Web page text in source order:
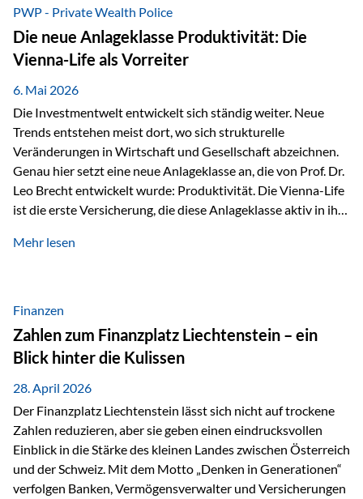
Mäder gesammelt werden konnten. Die anspruchsvolle
Strecke mit rund 4,8 Kilometern und 680 Höhenmetern
stellte die Teilnehmerinnen und Teilnehmer vor eine
sportliche Herausforderung. Doch…
PWP - Private Wealth Police
Die neue Anlageklasse Produktivität: Die
Vienna-Life als Vorreiter
6. Mai 2026
Die Investmentwelt entwickelt sich ständig weiter. Neue
Trends entstehen meist dort, wo sich strukturelle
Veränderungen in Wirtschaft und Gesellschaft abzeichnen.
Genau hier setzt eine neue Anlageklasse an, die von Prof. Dr.
Leo Brecht entwickelt wurde: Produktivität. Die Vienna-Life
ist die erste Versicherung, die diese Anlageklasse aktiv in ihre
Vorreiter. Warum auf das Thema Produktivität setzen? Die
Wirtschaftswachstum, verändern die Spielregeln für
Investoren. Produktivität adressiert genau diese
Herausforderungen, da wirtschaftliches Wachstum
langfristig durch Produktivitätssteigerung entsteht, also
durch die Fähigkeit von Unternehmen, mehr…
Mehr lesen
Finanzen
Zahlen zum Finanzplatz Liechtenstein – ein
Blick hinter die Kulissen
28. April 2026
Der Finanzplatz Liechtenstein lässt sich nicht auf trockene
Zahlen reduzieren, aber sie geben einen eindrucksvollen
Einblick in die Stärke des kleinen Landes zwischen Österreich
und der Schweiz. Mit dem Motto „Denken in Generationen“
verfolgen Banken, Vermögensverwalter und Versicherungen